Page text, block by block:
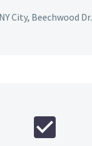
NY City, Beechwood Dr.

